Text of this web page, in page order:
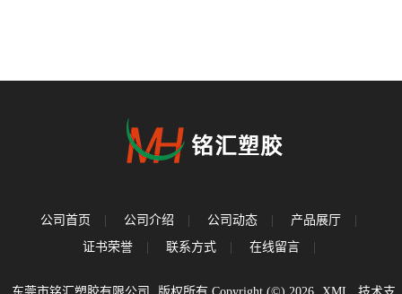
公司首页 | 公司介绍 | 公司动态 | 产品展厅
|
证书荣誉
| 联系方式 | 在线留言 |